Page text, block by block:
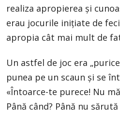
realiza apropierea și
erau jocurile inițiate de
apropia cât mai mult de
Un astfel de joc era
punea pe un scaun și se
«Întoarce-te purece! Nu
Până când? Până nu